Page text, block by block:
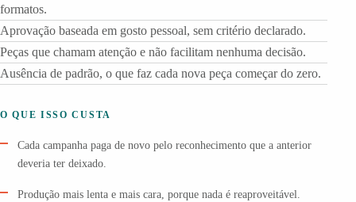
formatos.
Aprovação baseada em gosto pessoal, sem critério declarado.
Peças que chamam atenção e não facilitam nenhuma decisão.
Ausência de padrão, o que faz cada nova peça começar do zero.
O QUE ISSO CUSTA
Cada campanha paga de novo pelo reconhecimento que a anterior
deveria ter deixado.
Produção mais lenta e mais cara, porque nada é reaproveitável.